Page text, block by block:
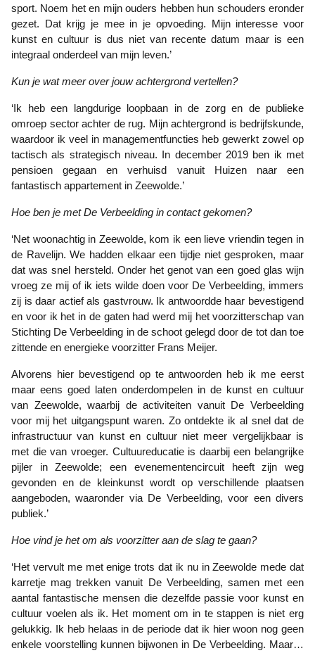
sport. Noem het en mijn ouders hebben hun schouders eronder
gezet. Dat krijg je mee in je opvoeding. Mijn interesse voor
kunst en cultuur is dus niet van recente datum maar is een
integraal onderdeel van mijn leven.’
Kun je wat meer over jouw achtergrond vertellen?
‘Ik heb een langdurige loopbaan in de zorg en de publieke
omroep sector achter de rug. Mijn achtergrond is bedrijfskunde,
waardoor ik veel in managementfuncties heb gewerkt zowel op
tactisch als strategisch niveau. In december 2019 ben ik met
pensioen gegaan en verhuisd vanuit Huizen naar een
fantastisch appartement in Zeewolde.’
Hoe ben je met De Verbeelding in contact gekomen?
‘Net woonachtig in Zeewolde, kom ik een lieve vriendin tegen in
de Ravelijn. We hadden elkaar een tijdje niet gesproken, maar
dat was snel hersteld. Onder het genot van een goed glas wijn
vroeg ze mij of ik iets wilde doen voor De Verbeelding, immers
zij is daar actief als gastvrouw. Ik antwoordde haar bevestigend
en voor ik het in de gaten had werd mij het voorzitterschap van
Stichting De Verbeelding in de schoot gelegd door de tot dan toe
zittende en energieke voorzitter Frans Meijer.
Alvorens hier bevestigend op te antwoorden heb ik me eerst
maar eens goed laten onderdompelen in de kunst en cultuur
van Zeewolde, waarbij de activiteiten vanuit De Verbeelding
voor mij het uitgangspunt waren. Zo ontdekte ik al snel dat de
infrastructuur van kunst en cultuur niet meer vergelijkbaar is
met die van vroeger. Cultuureducatie is daarbij een belangrijke
pijler in Zeewolde; een evenementencircuit heeft zijn weg
gevonden en de kleinkunst wordt op verschillende plaatsen
aangeboden, waaronder via De Verbeelding, voor een divers
publiek.’
Hoe vind je het om als voorzitter aan de slag te gaan?
‘Het vervult me met enige trots dat ik nu in Zeewolde mede dat
karretje mag trekken vanuit De Verbeelding, samen met een
aantal fantastische mensen die dezelfde passie voor kunst en
cultuur voelen als ik. Het moment om in te stappen is niet erg
gelukkig. Ik heb helaas in de periode dat ik hier woon nog geen
enkele voorstelling kunnen bijwonen in De Verbeelding. Maar…